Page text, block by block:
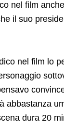
nel film
il suo
nel film lo
abbastanza
dura 20